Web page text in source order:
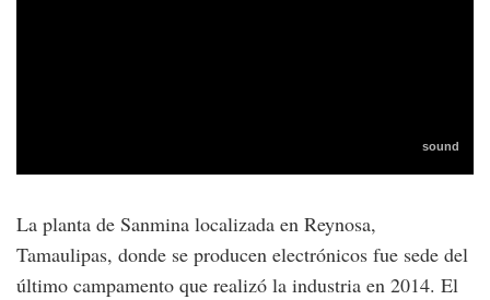
La planta de Sanmina localizada en Reynosa,
Tamaulipas, donde se producen electrónicos fue sede del
último campamento que realizó la industria en 2014. El